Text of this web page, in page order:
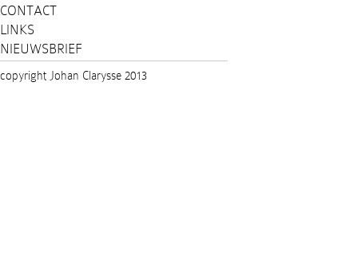
CONTACT
LINKS
NIEUWSBRIEF
copyright Johan Clarysse 2013